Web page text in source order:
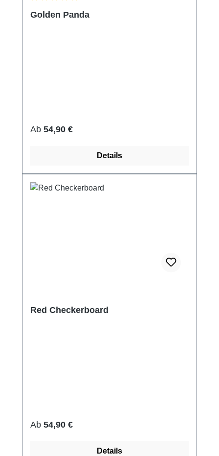
Golden Panda
Regulärer Preis:
Ab 54,90 €
Details
Red Checkerboard
Regulärer Preis:
Ab 54,90 €
Details